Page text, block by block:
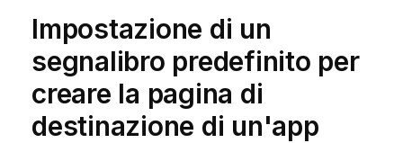
Impostazione di un
segnalibro predefinito per
creare la pagina di
destinazione di un'app